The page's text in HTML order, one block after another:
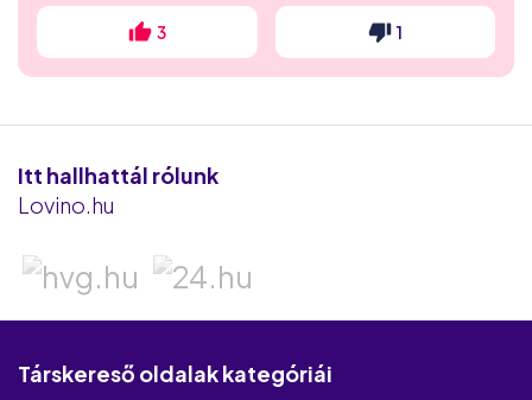
Flirt.com
iDates
Puncs.hu
Love.hu
Elittárs.hu
Be2
Lov.net
3 1
Itt hallhattál rólunk
Lovino.hu
Társkereső oldalak kategóriái